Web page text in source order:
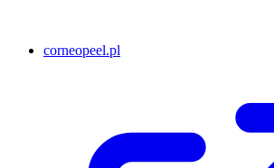
corneopeel.pl